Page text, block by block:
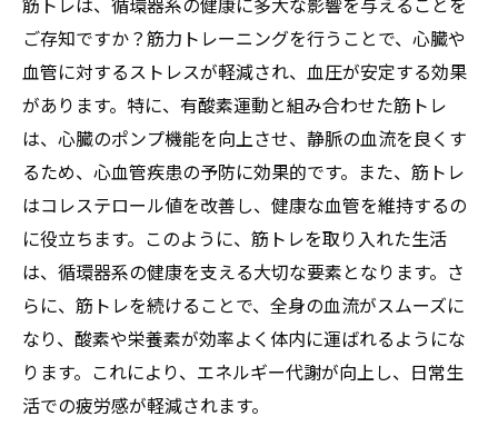
ご存知ですか？筋力トレーニングを行うことで、心臓や
血管に対するストレスが軽減され、血圧が安定する効果
があります。特に、有酸素運動と組み合わせた筋トレ
は、心臓のポンプ機能を向上させ、静脈の血流を良くす
るため、心血管疾患の予防に効果的です。また、筋トレ
はコレステロール値を改善し、健康な血管を維持するの
に役立ちます。このように、筋トレを取り入れた生活
は、循環器系の健康を支える大切な要素となります。さ
らに、筋トレを続けることで、全身の血流がスムーズに
なり、酸素や栄養素が効率よく体内に運ばれるようにな
ります。これにより、エネルギー代謝が向上し、日常生
活での疲労感が軽減されます。